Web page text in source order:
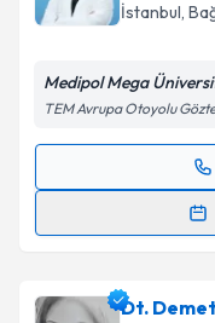
İstanbul,
Medipol Mega
TEM Avrupa Otoyolu
Randevu
takvimDt.